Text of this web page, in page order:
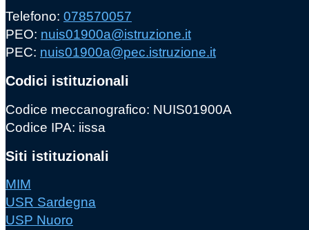
Telefono: 078570057
PEO: nuis01900a@istruzione.it
PEC: nuis01900a@pec.istruzione.it
Codici istituzionali
Codice meccanografico: NUIS01900A
Codice IPA: iissa
Siti istituzionali
MIM
USR Sardegna
USP Nuoro